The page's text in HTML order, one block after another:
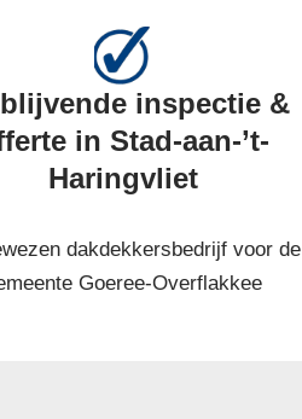
inspectie &
in Stad-aan-’t-
Haringvliet
dakdekkersbedrijf voor de
Goeree-Overflakkee